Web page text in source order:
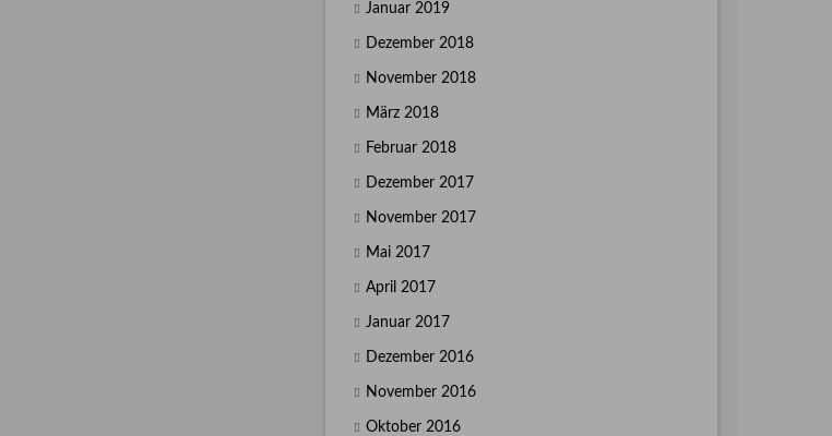
Januar 2019
Dezember 2018
November 2018
März 2018
Februar 2018
Dezember 2017
November 2017
Mai 2017
April 2017
Januar 2017
Dezember 2016
November 2016
Oktober 2016